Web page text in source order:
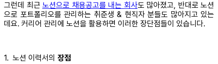
그런데 최근 노션으로 채용공고를 내는 회사도 많아졌고, 반대로 노션
으로 포트폴리오를 관리하는 취준생 & 현직자 분들도 많아지고 있는
데요. 커리어 관리에 노션을 활용하면 이러한 장단점들이 있습니다.
1. 노션 이력서의 장점